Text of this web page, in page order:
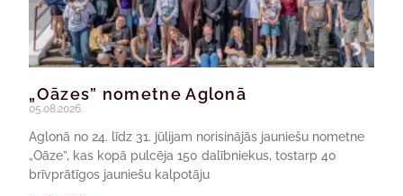
„Oāzes” nometne Aglonā
05.08.2026.
Aglonā no 24. līdz 31. jūlijam norisinājās jauniešu nometne
„Oāze”, kas kopā pulcēja 150 dalībniekus, tostarp 40
brīvprātīgos jauniešu kalpotāju